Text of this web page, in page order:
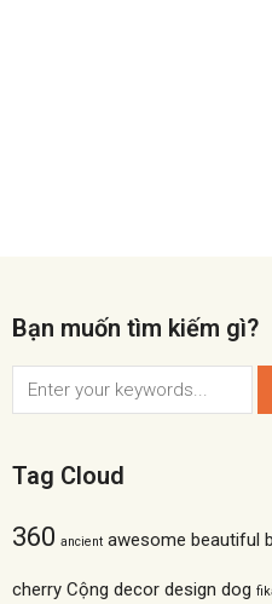
Bạn muốn tìm kiếm gì?
Tag Cloud
360 ancient awesome beautiful
cherry Cộng decor design dog